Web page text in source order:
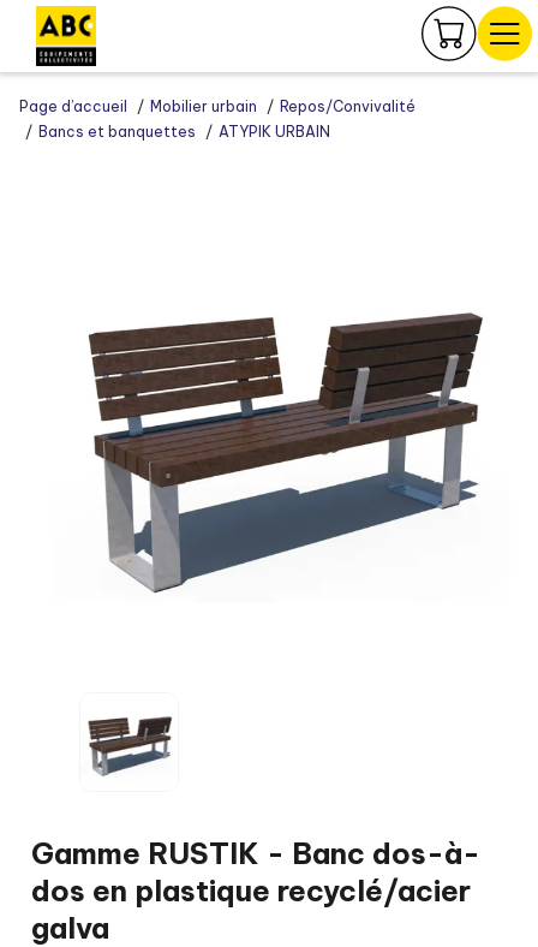
Page d’accueil Mobilier urbain
Repos/Convivalité
Bancs et banquettes
ATYPIK URBAIN
Gamme RUSTIK - Banc dos-à-
dos en plastique recyclé/acier
galva
Panneau de gestion des cookies